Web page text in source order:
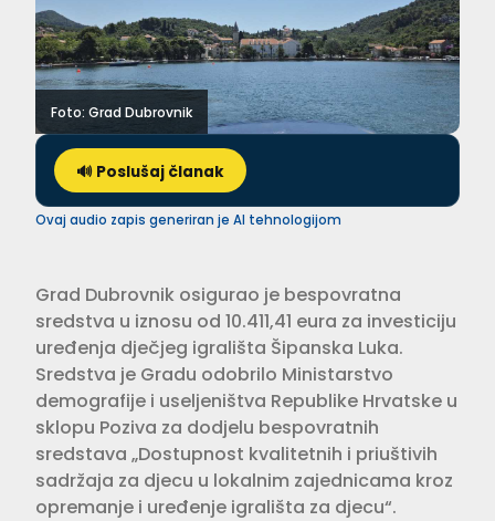
Foto: Grad Dubrovnik
🔊 Poslušaj članak
Ovaj audio zapis generiran je AI tehnologijom
Grad Dubrovnik osigurao je bespovratna
sredstva u iznosu od 10.411,41 eura za investiciju
uređenja dječjeg igrališta Šipanska Luka.
Sredstva je Gradu odobrilo Ministarstvo
demografije i useljeništva Republike Hrvatske u
sklopu Poziva za dodjelu bespovratnih
sredstava „Dostupnost kvalitetnih i priuštivih
sadržaja za djecu u lokalnim zajednicama kroz
opremanje i uređenje igrališta za djecu“.